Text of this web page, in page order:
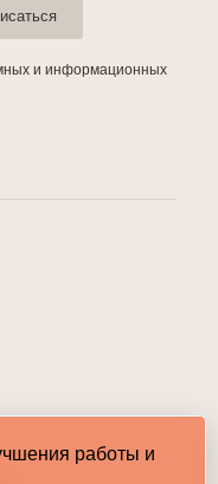
и информационных
работы и